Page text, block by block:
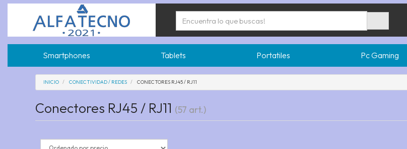
Smartphones Tablets Portatiles Pc Gaming
INICIO CONECTIVIDAD / REDES CONECTORES RJ45 / RJ11
Conectores RJ45 / RJ11 (57 art.)